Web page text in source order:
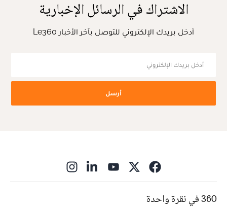
الاشتراك في الرسائل الإخبارية
أدخل بريدك الإلكتروني للتوصل بآخر الأخبار Le360
أرسل
360 في نقرة واحدة